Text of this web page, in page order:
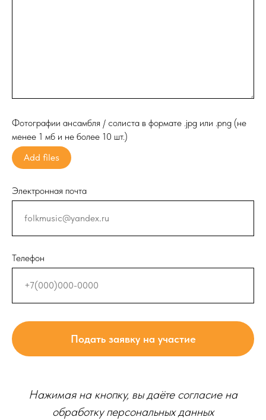
Фотографии ансамбля / солиста в формате .jpg или .png (не
менее 1 мб и не более 10 шт.)
Add files
Электронная почта
Телефон
Подать заявку на участие
Нажимая на кнопку, вы даёте согласие на
обработку персональных данных